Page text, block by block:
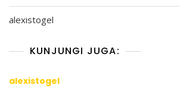
alexistogel
KUNJUNGI JUGA:
alexistogel